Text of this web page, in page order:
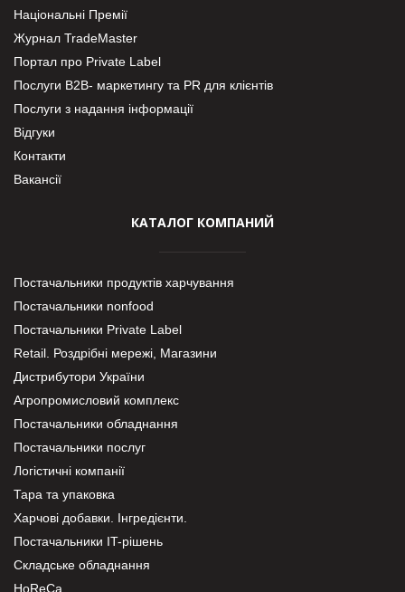
Національні Премії
Журнал TradeMaster
Портал про Private Label
Послуги В2В- маркетингу та PR для клієнтів
Послуги з надання інформації
Відгуки
Контакти
Вакансії
КАТАЛОГ КОМПАНИЙ
Постачальники продуктів харчування
Постачальники nonfood
Постачальники Private Label
Retail. Роздрібні мережі, Магазини
Дистрибутори України
Агропромисловий комплекс
Постачальники обладнання
Постачальники послуг
Логістичні компанії
Тара та упаковка
Харчові добавки. Інгредієнти.
Постачальники IT-рішень
Складське обладнання
HoReCa